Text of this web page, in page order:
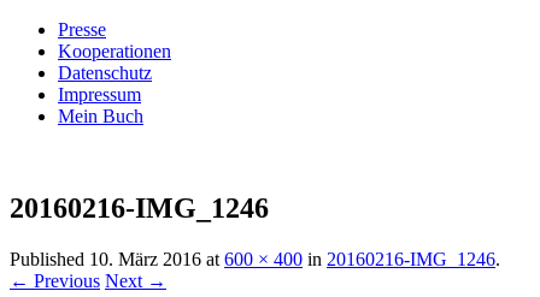
Presse
Kooperationen
Datenschutz
Impressum
Mein Buch
Villa König
20160216-IMG_1246
Published 10. März 2016 at 600 × 400 in 20160216-IMG_1246.
← Previous Next →